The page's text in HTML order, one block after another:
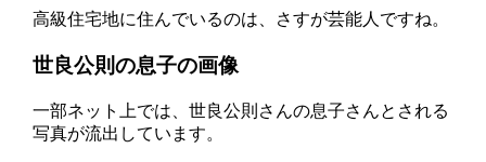
高級住宅地に住んでいるのは、さすが芸能人ですね。
世良公則の息子の画像
一部ネット上では、世良公則さんの息子さんとされる
写真が流出しています。